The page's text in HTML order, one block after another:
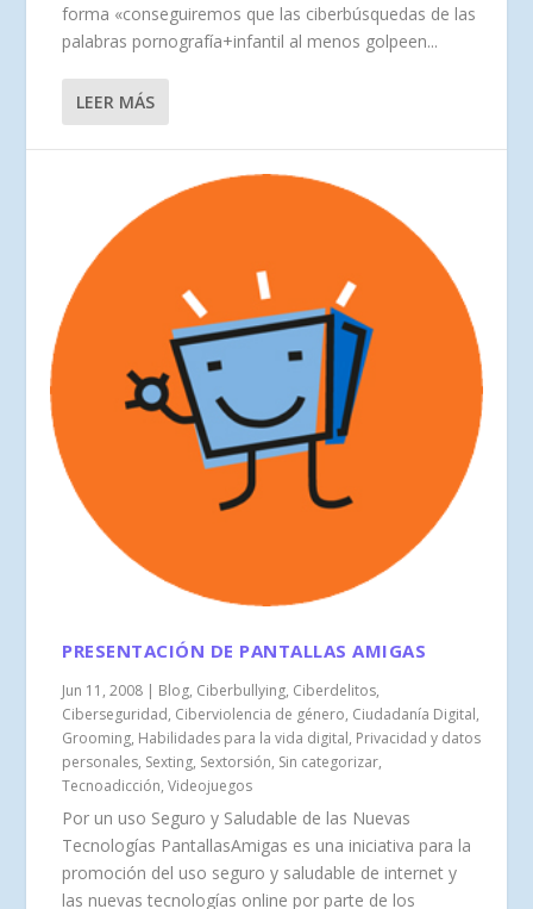
forma «conseguiremos que las ciberbúsquedas de las
palabras pornografía+infantil al menos golpeen...
LEER MÁS
PRESENTACIÓN DE PANTALLAS AMIGAS
Jun 11, 2008 | Blog, Ciberbullying, Ciberdelitos,
Ciberseguridad, Ciberviolencia de género, Ciudadanía Digital,
Grooming, Habilidades para la vida digital, Privacidad y datos
personales, Sexting, Sextorsión, Sin categorizar,
Tecnoadicción,Videojuegos
Por un uso Seguro y Saludable de las Nuevas
Tecnologías PantallasAmigas es una iniciativa para la
promoción del uso seguro y saludable de internet y
las nuevas tecnologías online por parte de los